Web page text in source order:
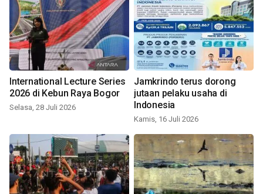
International Lecture Series
2026 di Kebun Raya Bogor
Selasa, 28 Juli 2026
Jamkrindo terus dorong
jutaan pelaku usaha di
Indonesia
Kamis, 16 Juli 2026